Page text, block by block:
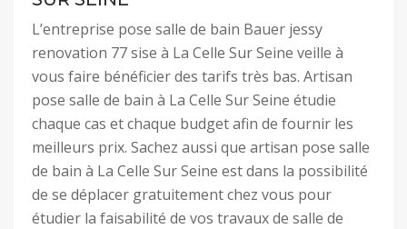
L’entreprise pose salle de bain Bauer jessy
renovation 77 sise à La Celle Sur Seine veille à
vous faire bénéficier des tarifs très bas. Artisan
pose salle de bain à La Celle Sur Seine étudie
chaque cas et chaque budget afin de fournir les
meilleurs prix. Sachez aussi que artisan pose salle
de bain à La Celle Sur Seine est dans la possibilité
de se déplacer gratuitement chez vous pour
étudier la faisabilité de vos travaux de salle de